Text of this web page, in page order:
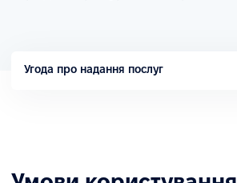
Угода про надання послуг